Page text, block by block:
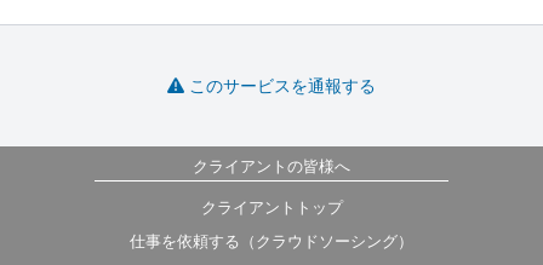
このサービスを通報する
クライアントの皆様へ
クライアントトップ
仕事を依頼する（クラウドソーシング）